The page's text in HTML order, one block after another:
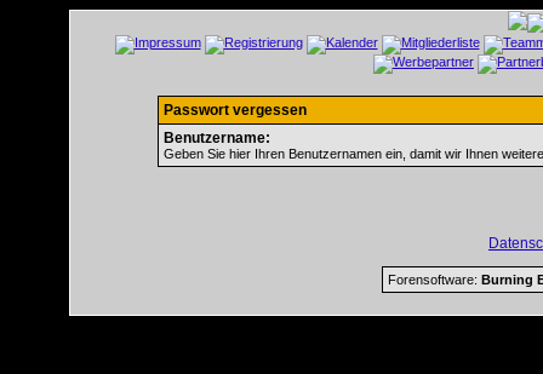
Passwort vergessen
Benutzername:
Geben Sie hier Ihren Benutzernamen ein, damit wir Ihnen
Forensoftware: Burning